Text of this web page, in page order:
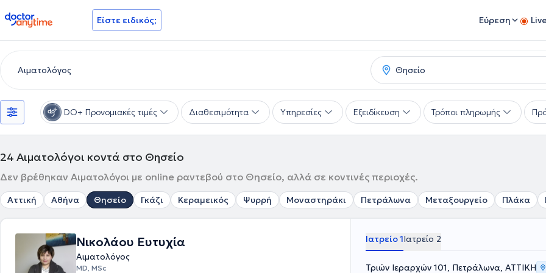
doctoranytime Είστε ειδικός; Εύρεση
DO+ Προνομιακές τιμές Διαθεσιμότητα Υπηρεσίες Εξειδίκευση Τρόποι πληρωμής
24 Αιματολόγοι κοντά στο Θησείο
Δεν βρέθηκαν Αιματολόγοι με online ραντεβού στο Θησείο, αλλά σε κοντινές περιοχές.
Αττική Αθήνα Θησείο Γκάζι Κεραμεικός Ψυρρή Μοναστηράκι Πετράλωνα Μεταξουργείο Πλάκα
Νικολάου Ευτυχία
Αιματολόγος
MD, MSc
Ιατρείο 1Ιατρείο 2
Τριών Ιεραρχών 101, Πετράλωνα, ΑΤΤΙΚΗ